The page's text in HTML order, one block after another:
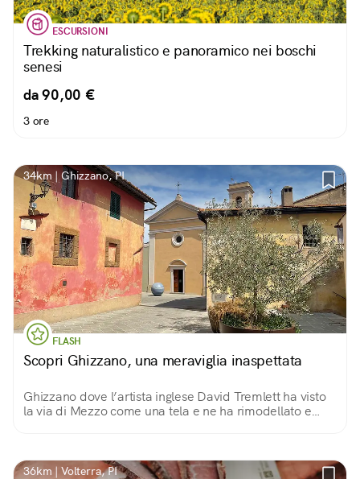
ESCURSIONI
Trekking naturalistico e panoramico nei boschi
senesi
da 90,00 €
3 ore
34km | Ghizzano, PI
FLASH
Scopri Ghizzano, una meraviglia inaspettata
Ghizzano dove l’artista inglese David Tremlett ha visto
la via di Mezzo come una tela e ne ha rimodellato e
36km | Volterra, PI